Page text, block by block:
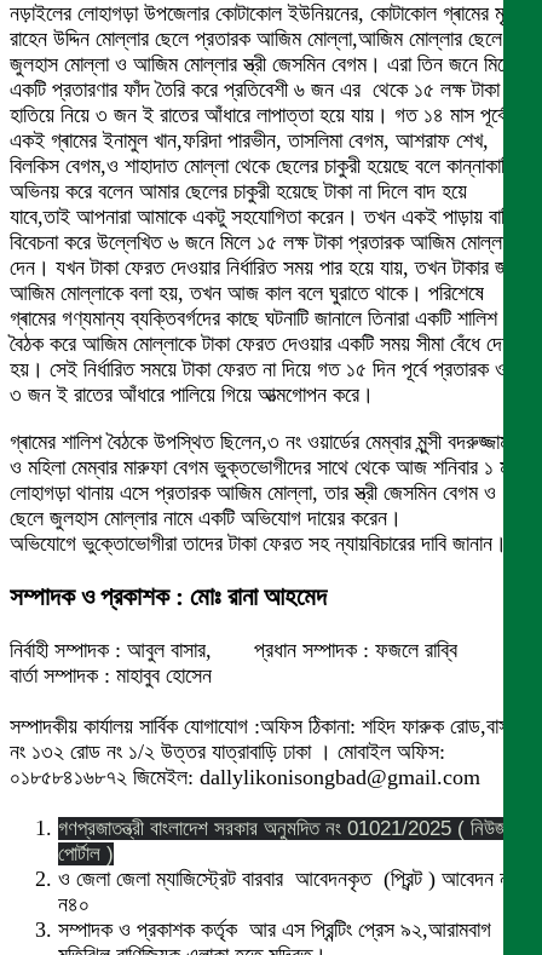
নড়াইলের লোহাগড়া উপজেলার কোটাকোল ইউনিয়নের, কোটাকোল গ্ৰামের মৃত্যু
রাহেন উদ্দিন মোল্লার ছেলে প্রতারক আজিম মোল্লা,আজিম মোল্লার ছেলে
জুলহাস মোল্লা ও আজিম মোল্লার স্ত্রী জেসমিন বেগম। এরা তিন জনে মিলে
একটি প্রতারণার ফাঁদ তৈরি করে প্রতিবেশী ৬ জন এর থেকে ১৫ লক্ষ টাকা
হাতিয়ে নিয়ে ৩ জন ই রাতের আঁধারে লাপাত্তা হয়ে যায়। গত ১৪ মাস পূর্বে
একই গ্ৰামের ইনামুল খান,ফরিদা পারভীন, তাসলিমা বেগম, আশরাফ শেখ,
বিলকিস বেগম,ও শাহাদাত মোল্লা থেকে ছেলের চাকুরী হয়েছে বলে কান্নাকাটির
অভিনয় করে বলেন আমার ছেলের চাকুরী হয়েছে টাকা না দিলে বাদ হয়ে
যাবে,তাই আপনারা আমাকে একটু সহযোগিতা করেন। তখন একই পাড়ায় বাড়ি
বিবেচনা করে উল্লেখিত ৬ জনে মিলে ১৫ লক্ষ টাকা প্রতারক আজিম মোল্লাকে
দেন। যখন টাকা ফেরত দেওয়ার নির্ধারিত সময় পার হয়ে যায়, তখন টাকার জন্য
আজিম মোল্লাকে বলা হয়, তখন আজ কাল বলে ঘুরাতে থাকে। পরিশেষে
গ্ৰামের গণ্যমান্য ব্যক্তিবর্গদের কাছে ঘটনাটি জানালে তিনারা একটি শালিশ
বৈঠক করে আজিম মোল্লাকে টাকা ফেরত দেওয়ার একটি সময় সীমা বেঁধে দেয়া
হয়। সেই নির্ধারিত সময়ে টাকা ফেরত না দিয়ে গত ১৫ দিন পূর্বে প্রতারক ওই
৩ জন ই রাতের আঁধারে পালিয়ে গিয়ে আত্মগোপন করে।
গ্ৰামের শালিশ বৈঠকে উপস্থিত ছিলেন,৩ নং ওয়ার্ডের মেম্বার মুন্সী বদরুজ্জামান
ও মহিলা মেম্বার মারুফা বেগম ভুক্তভোগীদের সাথে থেকে আজ শনিবার ১ মার্চ
লোহাগড়া থানায় এসে প্রতারক আজিম মোল্লা, তার স্ত্রী জেসমিন বেগম ও
ছেলে জুলহাস মোল্লার নামে একটি অভিযোগ দায়ের করেন।
অভিযোগে ভুক্তোভোগীরা তাদের টাকা ফেরত সহ ন্যায়বিচারের দাবি জানান।
সম্পাদক ও প্রকাশক : মোঃ রানা আহমেদ
নির্বাহী সম্পাদক : আবুল বাসার, প্রধান সম্পাদক : ফজলে রাব্বি
বার্তা সম্পাদক : মাহাবুব হোসেন
সম্পাদকীয় কার্যালয় সার্বিক যোগাযোগ :অফিস ঠিকানা: শহিদ ফারুক রোড,বাসা
নং ১৩২ রোড নং ১/২ উত্তর যাত্রাবাড়ি ঢাকা । মোবাইল অফিস:
০১৮৫৮৪১৬৮৭২ জিমেইল: dallylikonisongbad@gmail.com
গণপ্রজাতন্ত্রী বাংলাদেশ সরকার অনুমদিত নং 01021/2025 ( নিউজ
পোর্টাল )
ও জেলা জেলা ম্যাজিস্ট্রেট বারবার আবেদনকৃত (প্রিন্ট ) আবেদন নং
ন৪০
সম্পাদক ও প্রকাশক কর্তৃক আর এস প্রিন্টিং প্রেস ৯২,আরামবাগ